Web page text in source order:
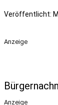
Veröffentlicht:
Anzeige
Anzeige